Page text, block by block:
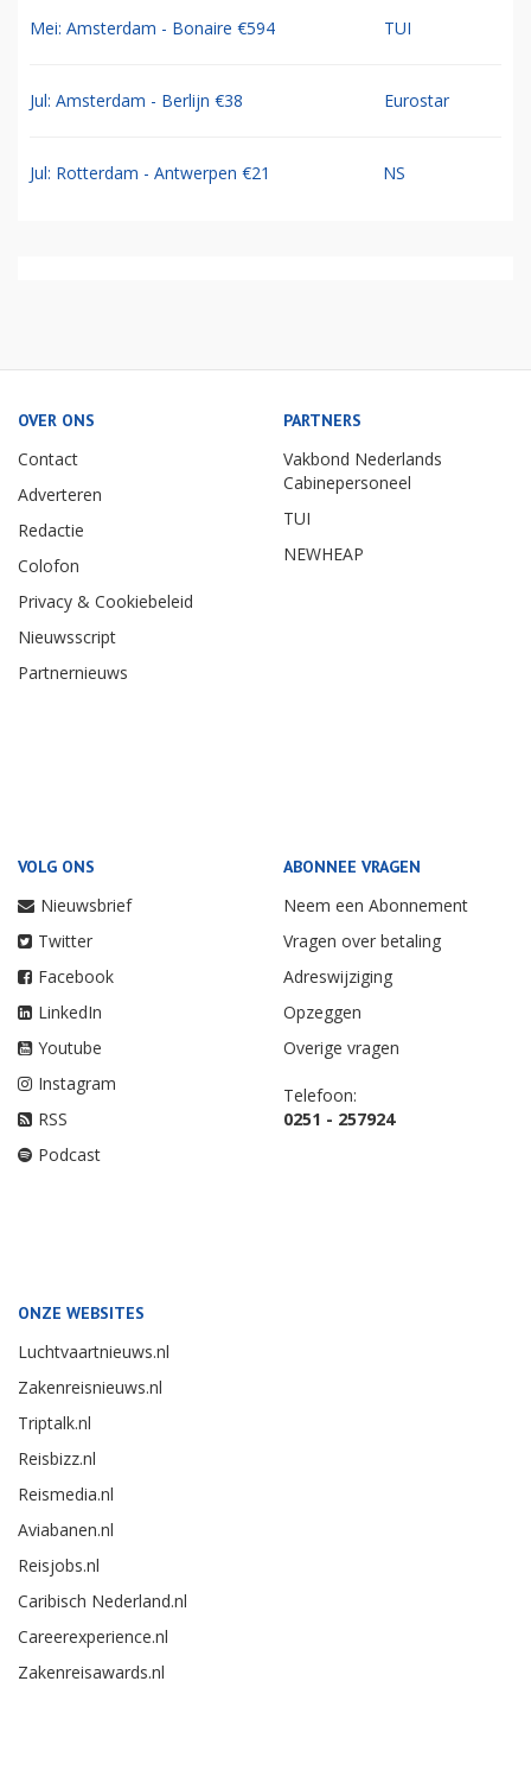
Mei: Amsterdam - Bonaire €594 TUI
Jul: Amsterdam - Berlijn €38 Eurostar
Jul: Rotterdam - Antwerpen €21 NS
OVER ONS
Contact
Adverteren
Redactie
Colofon
Privacy & Cookiebeleid
Nieuwsscript
Partnernieuws
PARTNERS
Vakbond Nederlands
Cabinepersoneel
TUI
NEWHEAP
VOLG ONS
Nieuwsbrief
Twitter
Facebook
LinkedIn
Youtube
Instagram
RSS
Podcast
ABONNEE VRAGEN
Neem een Abonnement
Vragen over betaling
Adreswijziging
Opzeggen
Overige vragen
Telefoon:
0251 - 257924
ONZE WEBSITES
Luchtvaartnieuws.nl
Zakenreisnieuws.nl
Triptalk.nl
Reisbizz.nl
Reismedia.nl
Aviabanen.nl
Reisjobs.nl
Caribisch Nederland.nl
Careerexperience.nl
Zakenreisawards.nl